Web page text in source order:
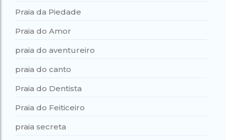
Praia da Piedade
Praia do Amor
praia do aventureiro
praia do canto
Praia do Dentista
Praia do Feiticeiro
praia secreta